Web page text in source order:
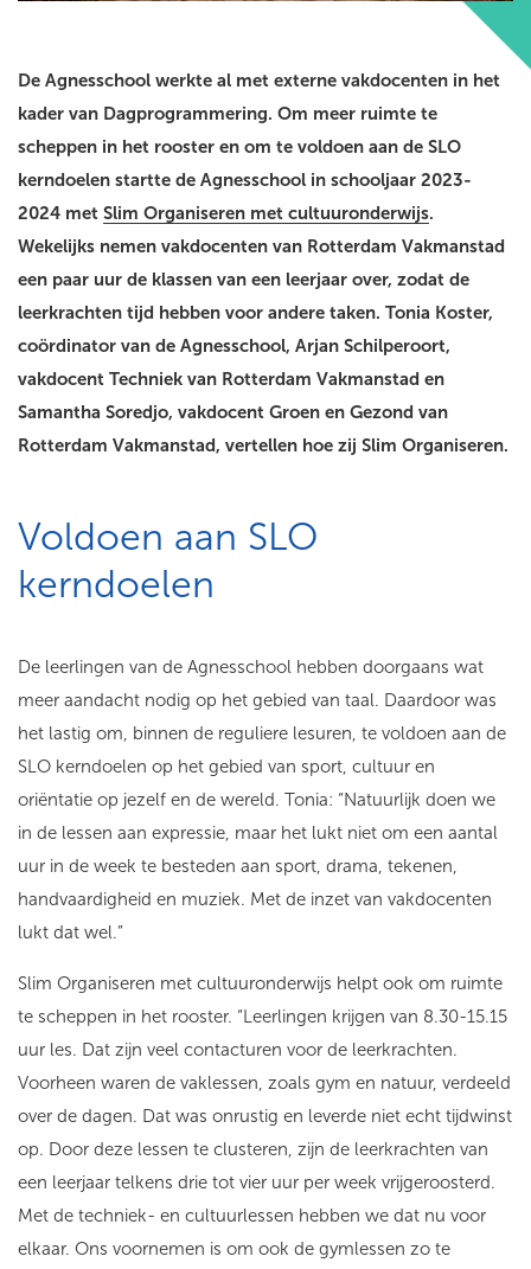
De Agnesschool werkte al met externe vakdocenten in het
kader van Dagprogrammering. Om meer ruimte te
scheppen in het rooster en om te voldoen aan de SLO
kerndoelen startte de Agnesschool in schooljaar 2023-
2024 met Slim Organiseren met cultuuronderwijs.
Wekelijks nemen vakdocenten van Rotterdam Vakmanstad
een paar uur de klassen van een leerjaar over, zodat de
leerkrachten tijd hebben voor andere taken. Tonia Koster,
coördinator van de Agnesschool, Arjan Schilperoort,
vakdocent Techniek van Rotterdam Vakmanstad en
Samantha Soredjo, vakdocent Groen en Gezond van
Rotterdam Vakmanstad, vertellen hoe zij Slim Organiseren.
Voldoen aan SLO
kerndoelen
De leerlingen van de Agnesschool hebben doorgaans wat
meer aandacht nodig op het gebied van taal. Daardoor was
het lastig om, binnen de reguliere lesuren, te voldoen aan de
SLO kerndoelen op het gebied van sport, cultuur en
oriëntatie op jezelf en de wereld. Tonia: “Natuurlijk doen we
in de lessen aan expressie, maar het lukt niet om een aantal
uur in de week te besteden aan sport, drama, tekenen,
handvaardigheid en muziek. Met de inzet van vakdocenten
lukt dat wel.”
Slim Organiseren met cultuuronderwijs helpt ook om ruimte
te scheppen in het rooster. “Leerlingen krijgen van 8.30-15.15
uur les. Dat zijn veel contacturen voor de leerkrachten.
Voorheen waren de vaklessen, zoals gym en natuur, verdeeld
over de dagen. Dat was onrustig en leverde niet echt tijdwinst
op. Door deze lessen te clusteren, zijn de leerkrachten van
een leerjaar telkens drie tot vier uur per week vrijgeroosterd.
Met de techniek- en cultuurlessen hebben we dat nu voor
elkaar. Ons voornemen is om ook de gymlessen zo te